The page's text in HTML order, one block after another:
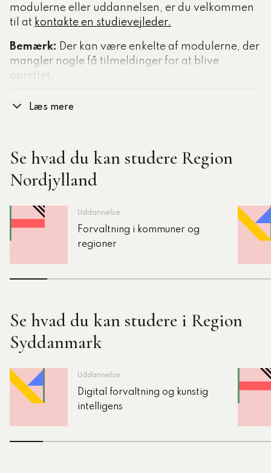
modulerne eller uddannelsen, er du velkommen
til at kontakte en studievejleder.
Bemærk: Der kan være enkelte af modulerne, der
mangler nogle få tilmeldinger for at blive
oprettet.
Læs mere
Se hvad du kan studere Region
Nordjylland
Uddannelse
Forvaltning i kommuner og
regioner
Se hvad du kan studere i Region
Syddanmark
Uddannelse
Digital forvaltning og kunstig
intelligens